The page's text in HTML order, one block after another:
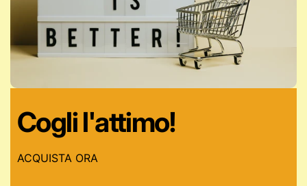
Cogli l'attimo!
ACQUISTA ORA